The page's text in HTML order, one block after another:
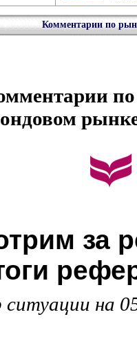
Комментарии по
по
за
ситуации на